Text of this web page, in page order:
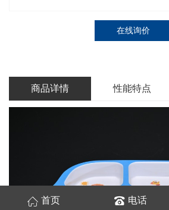
在线询价
商品详情 性能特点
首页 电话